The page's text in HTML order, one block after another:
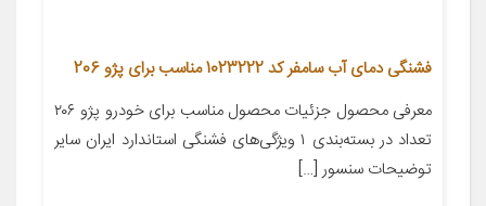
فشنگی دمای آب سامفر کد 1023222 مناسب برای پژو 206
معرفی محصول جزئیات محصول مناسب برای خودرو پژو ۲۰۶
تعداد در بسته‌بندی ۱ ویژگی‌های فشنگی استاندارد ایران سایر
توضیحات سنسور […]